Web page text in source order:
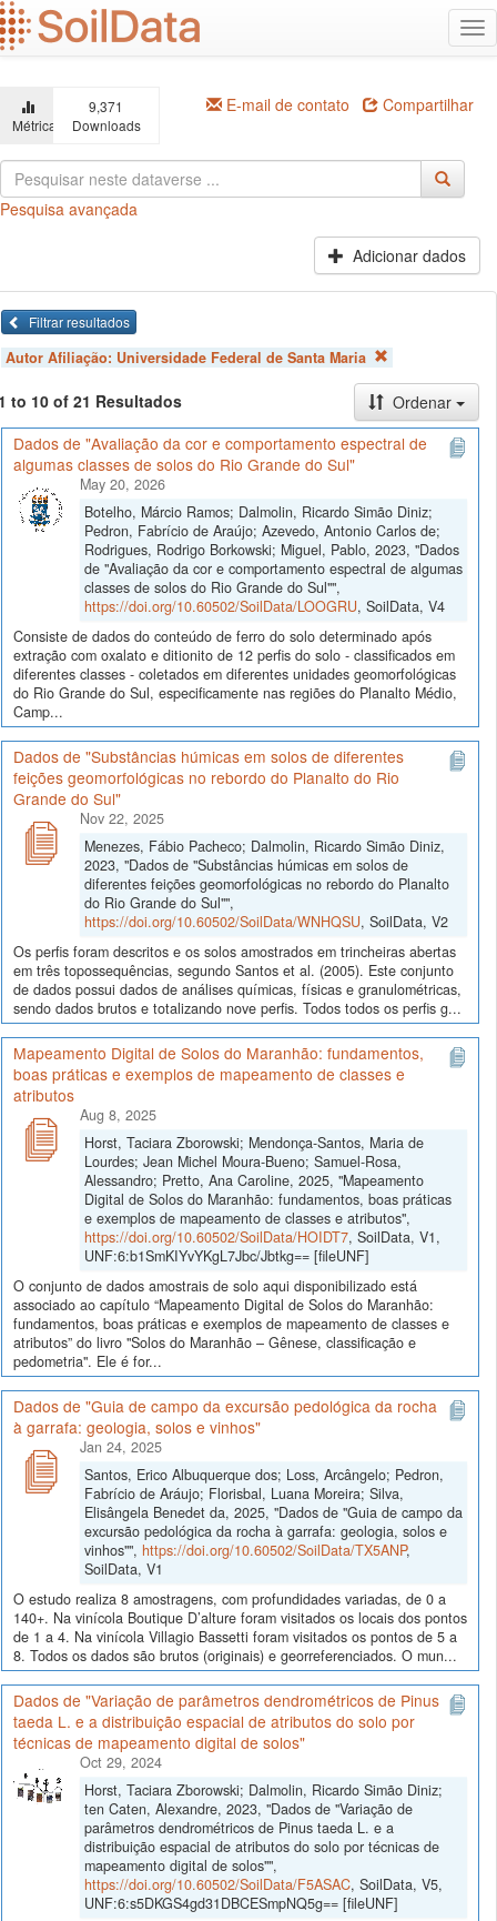
Ir
para
o
principal
Métricas
9,371
Downloads
E-mail de contato Compartilhar
Pesquisa avançada
Adicionar dados
Filtrar resultados
Autor Afiliação: Universidade Federal de Santa Maria
to 10 of 21 Resultados
Ordenar
Dados de "Avaliação da cor e comportamento espectral de
algumas classes de solos do Rio Grande do Sul"
May 20, 2026
Botelho, Márcio Ramos; Dalmolin, Ricardo Simão Diniz;
Pedron, Fabrício de Araújo; Azevedo, Antonio Carlos de;
Rodrigues, Rodrigo Borkowski; Miguel, Pablo, 2023, "Dados
de "Avaliação da cor e comportamento espectral de algumas
classes de solos do Rio Grande do Sul"",
https://doi.org/10.60502/SoilData/LOOGRU, SoilData, V4
Consiste de dados do conteúdo de ferro do solo determinado após
extração com oxalato e ditionito de 12 perfis do solo - classificados em
diferentes classes - coletados em diferentes unidades geomorfológicas
do Rio Grande do Sul, especificamente nas regiões do Planalto Médio,
Camp...
Dados de "Substâncias húmicas em solos de diferentes
feições geomorfológicas no rebordo do Planalto do Rio
Grande do Sul"
Nov 22, 2025
Menezes, Fábio Pacheco; Dalmolin, Ricardo Simão Diniz,
2023, "Dados de "Substâncias húmicas em solos de
diferentes feições geomorfológicas no rebordo do Planalto
do Rio Grande do Sul"",
https://doi.org/10.60502/SoilData/WNHQSU, SoilData, V2
Os perfis foram descritos e os solos amostrados em trincheiras abertas
em três topossequências, segundo Santos et al. (2005). Este conjunto
de dados possui dados de análises químicas, físicas e granulométricas,
sendo dados brutos e totalizando nove perfis. Todos todos os perfis g...
Mapeamento Digital de Solos do Maranhão: fundamentos,
boas práticas e exemplos de mapeamento de classes e
atributos
Aug 8, 2025
Horst, Taciara Zborowski; Mendonça-Santos, Maria de
Lourdes; Jean Michel Moura-Bueno; Samuel-Rosa,
Alessandro; Pretto, Ana Caroline, 2025, "Mapeamento
Digital de Solos do Maranhão: fundamentos, boas práticas
e exemplos de mapeamento de classes e atributos",
https://doi.org/10.60502/SoilData/HOIDT7, SoilData, V1,
UNF:6:b1SmKIYvYKgL7Jbc/Jbtkg== [fileUNF]
O conjunto de dados amostrais de solo aqui disponibilizado está
associado ao capítulo “Mapeamento Digital de Solos do Maranhão:
fundamentos, boas práticas e exemplos de mapeamento de classes e
atributos” do livro "Solos do Maranhão – Gênese, classificação e
pedometria". Ele é for...
Dados de "Guia de campo da excursão pedológica da rocha
à garrafa: geologia, solos e vinhos"
Jan 24, 2025
Santos, Erico Albuquerque dos; Loss, Arcângelo; Pedron,
Fabrício de Aráujo; Florisbal, Luana Moreira; Silva,
Elisângela Benedet da, 2025, "Dados de "Guia de campo da
excursão pedológica da rocha à garrafa: geologia, solos e
vinhos"", https://doi.org/10.60502/SoilData/TX5ANP,
SoilData, V1
O estudo realiza 8 amostragens, com profundidades variadas, de 0 a
140+. Na vinícola Boutique D’alture foram visitados os locais dos pontos
de 1 a 4. Na vinícola Villagio Bassetti foram visitados os pontos de 5 a
8. Todos os dados são brutos (originais) e georreferenciados. O mun...
Dados de "Variação de parâmetros dendrométricos de Pinus
taeda L. e a distribuição espacial de atributos do solo por
técnicas de mapeamento digital de solos"
Oct 29, 2024
Horst, Taciara Zborowski; Dalmolin, Ricardo Simão Diniz;
ten Caten, Alexandre, 2023, "Dados de "Variação de
parâmetros dendrométricos de Pinus taeda L. e a
distribuição espacial de atributos do solo por técnicas de
mapeamento digital de solos"",
https://doi.org/10.60502/SoilData/F5ASAC, SoilData, V5,
UNF:6:s5DKGS4gd31DBCESmpNQ5g== [fileUNF]